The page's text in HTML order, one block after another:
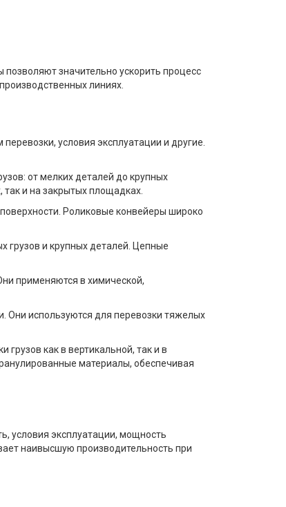
значительно ускорить процесс
линиях.
условия эксплуатации и другие.
от мелких деталей до крупных
и на закрытых площадках.
Роликовые конвейеры широко
грузов и крупных деталей. Цепные
применяются в химической,
Они используются для перевозки тяжелых
как в вертикальной, так и в
материалы, обеспечивая
условия эксплуатации, мощность
наивысшую производительность при